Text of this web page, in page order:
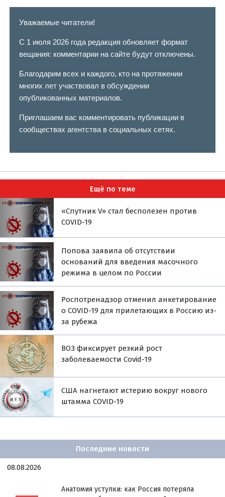
Уважаемые читатели!
С 1 июля 2026 года редакция обновляет формат
вещания: комментарии на сайте будут отключены.
Благодарим всех и каждого, кто на протяжении
многих лет участвовал в обсуждении
опубликованных материалов.
Приглашаем вас комментировать публикации в
сообществах агентства в социальных сетях.
Ещё по теме
«Спутник V» стал бесполезен против
COVID-19
Попова заявила об отсутствии
оснований для введения масочного
режима в целом по России
Роспотренадзор отменил анкетирование
о COVID-19 для прилетающих в Россию из-
за рубежа
ВОЗ фиксирует резкий рост
заболеваемости Covid-19
США нагнетают истерию вокруг нового
штамма COVID-19
Последние новости
08.08.2026
Анатомия уступки: как Россия потеряла